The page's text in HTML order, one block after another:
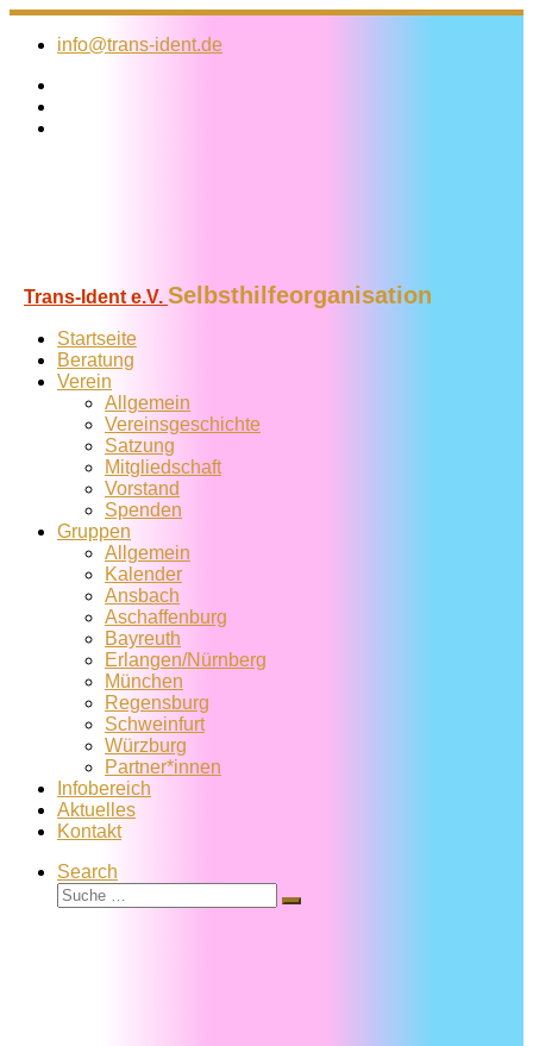
Zum
Inhalt
info@trans-ident.de
Trans-Ident e.V. Selbsthilfeorganisation
Startseite
Beratung
Verein
Allgemein
Vereins­geschichte
Satzung
Mitglied­schaft
Vorstand
Spenden
Gruppen
Allgemein
Kalender
Ansbach
Aschaffenburg
Bayreuth
Erlangen/Nürnberg
München
Regensburg
Schweinfurt
Würzburg
Partner*innen
Infobereich
Aktuelles
Kontakt
Search
Suche
Suche